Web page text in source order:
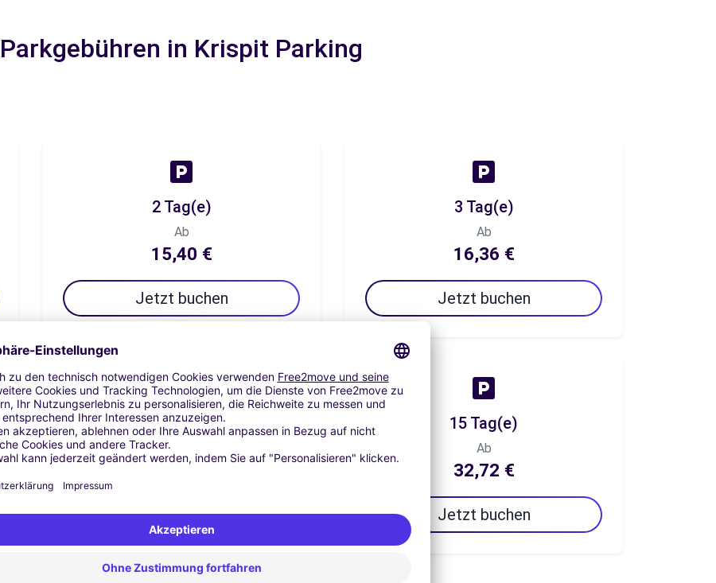
Parkgebühren in Krispit Parking
2 Tag(e)
Ab
15,40 €
Jetzt buchen
3 Tag(e)
Ab
16,36 €
Jetzt buchen
7 Tag(e)
19,26 €
Jetzt buchen
15 Tag(e)
Ab
32,72 €
Jetzt buchen